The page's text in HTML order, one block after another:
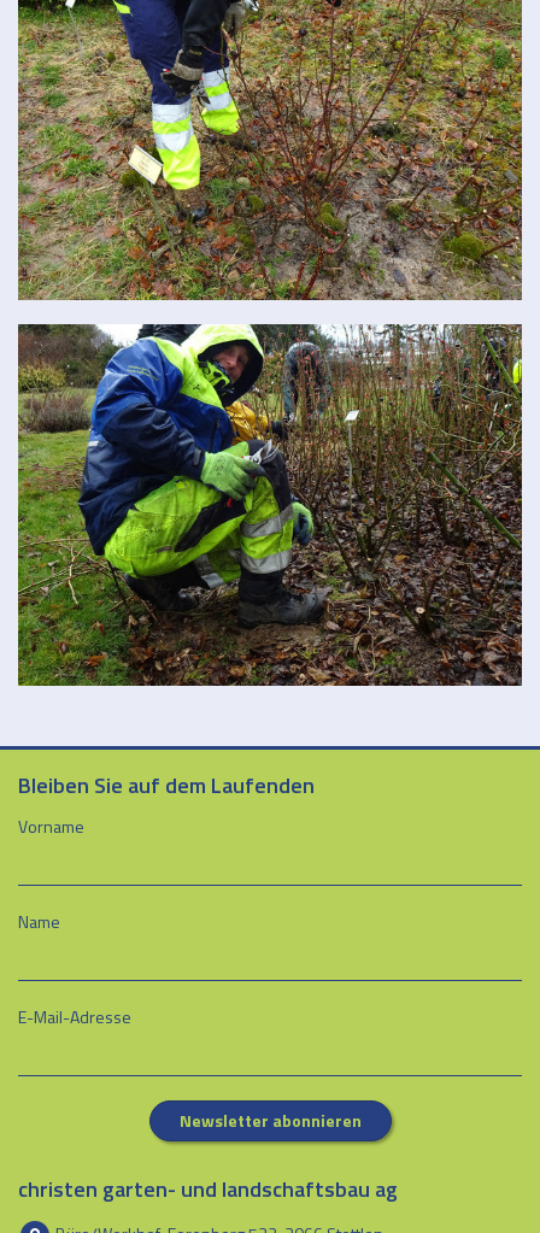
Bleiben Sie auf dem Laufenden
Vorname
Name
E-Mail-Adresse
Newsletter abonnieren
christen garten- und landschaftsbau ag